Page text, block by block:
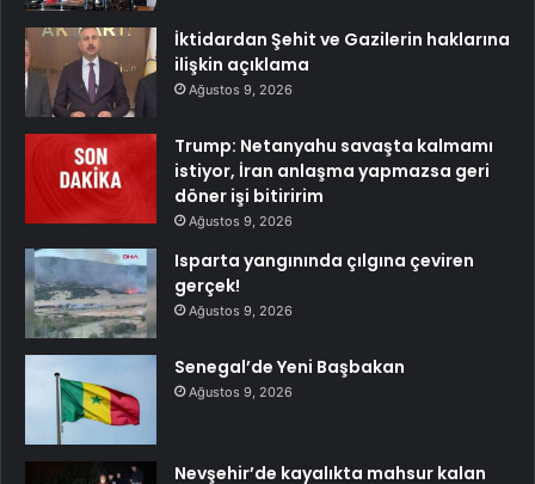
İktidardan Şehit ve Gazilerin haklarına
ilişkin açıklama
Ağustos 9, 2026
Trump: Netanyahu savaşta kalmamı
istiyor, İran anlaşma yapmazsa geri
döner işi bitiririm
Ağustos 9, 2026
Isparta yangınında çılgına çeviren
gerçek!
Ağustos 9, 2026
Senegal’de Yeni Başbakan
Ağustos 9, 2026
Nevşehir’de kayalıkta mahsur kalan